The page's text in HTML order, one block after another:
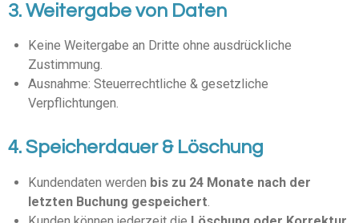
3. Weitergabe von Daten
Keine Weitergabe an Dritte ohne ausdrückliche
Zustimmung.
Ausnahme: Steuerrechtliche & gesetzliche
Verpflichtungen.
4. Speicherdauer & Löschung
Kundendaten werden bis zu 24 Monate nach der
letzten Buchung gespeichert